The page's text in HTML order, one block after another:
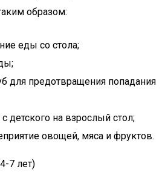
образом:
еды со стола;
для предотвращения попадания
детского на взрослый стол;
овощей, мяса и фруктов.
7 лет)